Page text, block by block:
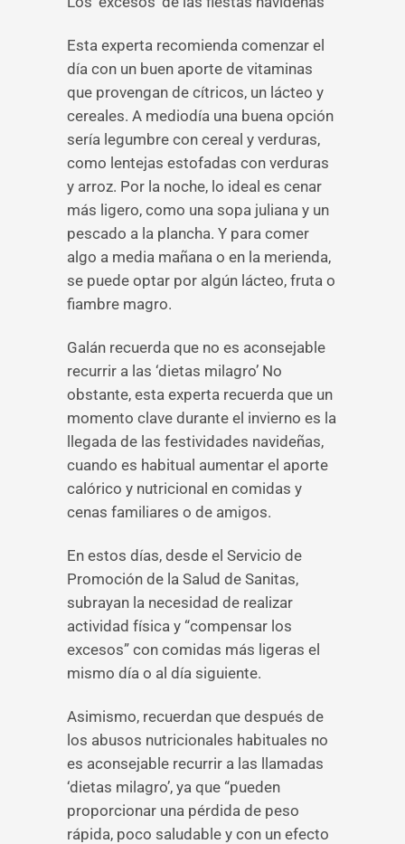
Esta experta recomienda comenzar el
día con un buen aporte de vitaminas
que provengan de cítricos, un lácteo y
cereales. A mediodía una buena opción
sería legumbre con cereal y verduras,
como lentejas estofadas con verduras
y arroz. Por la noche, lo ideal es cenar
más ligero, como una sopa juliana y un
pescado a la plancha. Y para comer
algo a media mañana o en la merienda,
se puede optar por algún lácteo, fruta o
fiambre magro.
Galán recuerda que no es aconsejable
recurrir a las ‘dietas milagro’ No
obstante, esta experta recuerda que un
momento clave durante el invierno es la
llegada de las festividades navideñas,
cuando es habitual aumentar el aporte
calórico y nutricional en comidas y
cenas familiares o de amigos.
En estos días, desde el Servicio de
Promoción de la Salud de Sanitas,
subrayan la necesidad de realizar
actividad física y “compensar los
excesos” con comidas más ligeras el
mismo día o al día siguiente.
Asimismo, recuerdan que después de
los abusos nutricionales habituales no
es aconsejable recurrir a las llamadas
‘dietas milagro’, ya que “pueden
proporcionar una pérdida de peso
rápida, poco saludable y con un efecto